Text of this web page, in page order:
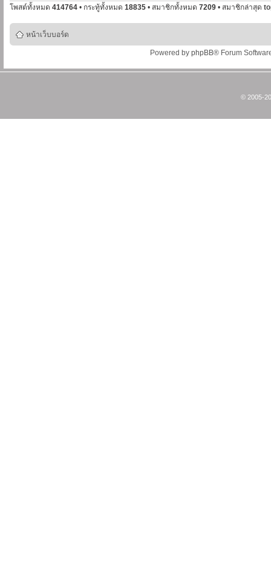
โพสต์ทั้งหมด 414764 • กระทู้ทั้งหมด 18835 • สมาชิกทั้งหมด 7209 • สมาชิกล่าสุด
หน้าเว็บบอร์ด
Powered by phpBB® Forum
© 2005-